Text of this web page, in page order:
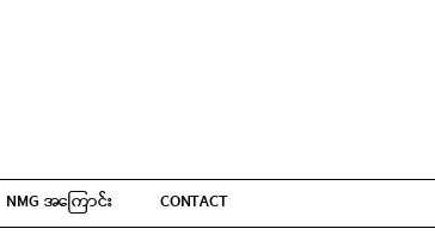
NMG အကြောင်း CONTACT